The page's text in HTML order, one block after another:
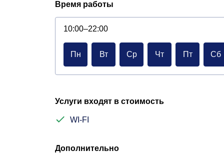
Время работы
10:00–22:00
Пн Вт Ср Чт Пт Сб
Услуги входят в стоимость
WI-FI
Дополнительно